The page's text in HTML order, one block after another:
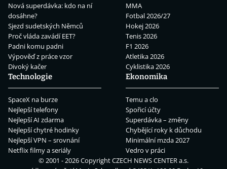
Nová superdávka: kdo na ní
dosáhne?
Sjezd sudetských Němců
Proč vláda zavádí EET?
Padni komu padni
Výpověď z práce vzor
Divoký kačer
MMA
Fotbal 2026/27
Hokej 2026
Tenis 2026
F1 2026
Atletika 2026
Cyklistika 2026
Technologie
SpaceX na burze
Nejlepší telefony
Nejlepší AI zdarma
Nejlepší chytré hodinky
Nejlepší VPN – srovnání
Netflix filmy a seriály
Ekonomika
Temu a clo
Spořicí účty
Superdávka – změny
Chybějící roky k důchodu
Minimální mzda 2027
Vedro v práci
© 2001 - 2026 CopyrightCZECH NEWS CENTER a.s.